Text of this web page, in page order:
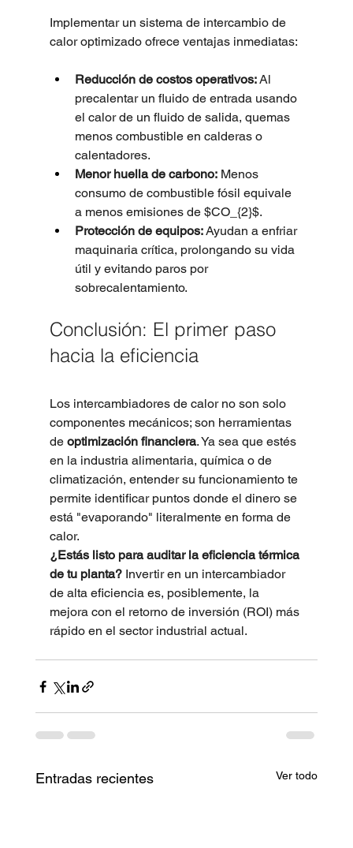
Implementar un sistema de intercambio de
calor optimizado ofrece ventajas inmediatas:
Reducción de costos operativos: Al
precalentar un fluido de entrada usando
el calor de un fluido de salida, quemas
menos combustible en calderas o
calentadores.
Menor huella de carbono: Menos
consumo de combustible fósil equivale
a menos emisiones de $CO_{2}$.
Protección de equipos: Ayudan a enfriar
maquinaria crítica, prolongando su vida
útil y evitando paros por
sobrecalentamiento.
Conclusión: El primer paso
hacia la eficiencia
Los intercambiadores de calor no son solo
componentes mecánicos; son herramientas
de optimización financiera. Ya sea que estés
en la industria alimentaria, química o de
climatización, entender su funcionamiento te
permite identificar puntos donde el dinero se
está "evaporando" literalmente en forma de
calor.
¿Estás listo para auditar la eficiencia térmica
de tu planta? Invertir en un intercambiador
de alta eficiencia es, posiblemente, la
mejora con el retorno de inversión (ROI) más
rápido en el sector industrial actual.
Entradas recientes Ver todo